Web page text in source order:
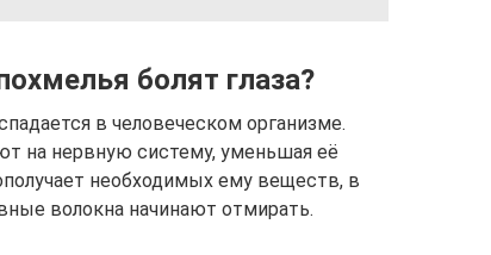
болят глаза?
в человеческом организме.
на нервную систему, уменьшая её
необходимых ему веществ, в
волокна начинают отмирать.